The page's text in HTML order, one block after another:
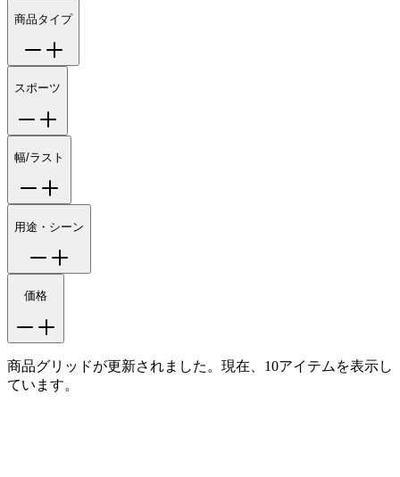
商品タイプ
スポーツ
幅/ラスト
用途・シーン
価格
商品グリッドが更新されました。現在、10アイテムを表示し
ています。